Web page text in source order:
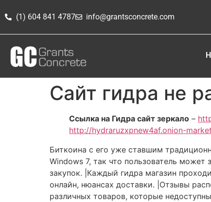
(1) 604 841 4787 info@grantsconcrete.com
Сайт гидра не
Ссылка на Гидра сайт зеркало –
http://hydraruzxpnew4af.onion-
Биткоина с его уже ставшим
Windows 7, так что пользователь
закупок. |Каждый гидра магазин
онлайн, нюансах доставки. |Отзывы
различных товаров, которые